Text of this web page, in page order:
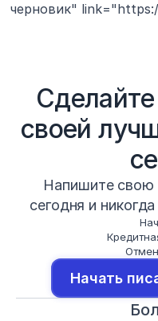
черновик"
своей
Напишите свою
сегодня и
Начать